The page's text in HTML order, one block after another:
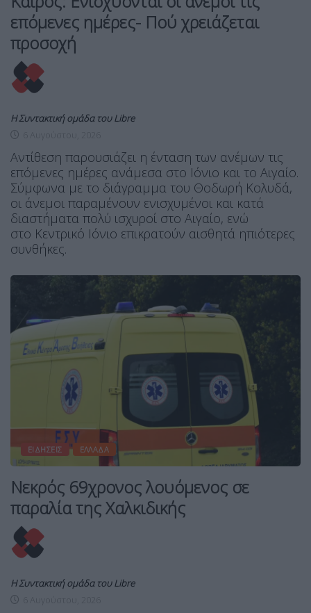
επόμενες ημέρες- Πού χρειάζεται
προσοχή
Η Συντακτική ομάδα του Libre
Αντίθεση παρουσιάζει η ένταση των ανέμων τις
επόμενες ημέρες ανάμεσα στο Ιόνιο και το Αιγαίο.
Σύμφωνα με το διάγραμμα του Θοδωρή Κολυδά,
οι άνεμοι παραμένουν ενισχυμένοι και κατά
διαστήματα πολύ ισχυροί στο Αιγαίο, ενώ
στο Κεντρικό Ιόνιο επικρατούν αισθητά ηπιότερες
συνθήκες.
ΕΙΔΉΣΕΙΣ ΕΛΛΆΔΑ
Νεκρός 69χρονος λουόμενος σε
παραλία της Χαλκιδικής
Η Συντακτική ομάδα του Libre